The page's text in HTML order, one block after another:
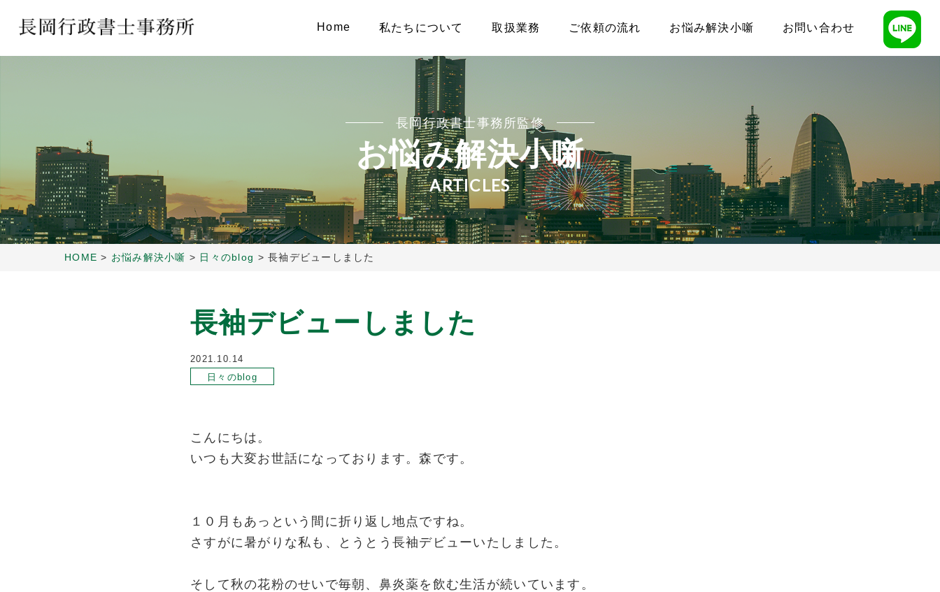
Home 私たちについて 取扱業務 ご依頼の流れ お悩み解決小噺 お問い合わせ
長岡行政書士事務所監修
お悩み解決小噺
ARTICLES
HOME > お悩み解決小噺 > 日々のblog >長袖デビューしました
長袖デビューしました
2021.10.14
日々のblog
こんにちは。
いつも大変お世話になっております。森です。
１０月もあっという間に折り返し地点ですね。
さすがに暑がりな私も、とうとう長袖デビューいたしました。
そして秋の花粉のせいで毎朝、鼻炎薬を飲む生活が続いています。